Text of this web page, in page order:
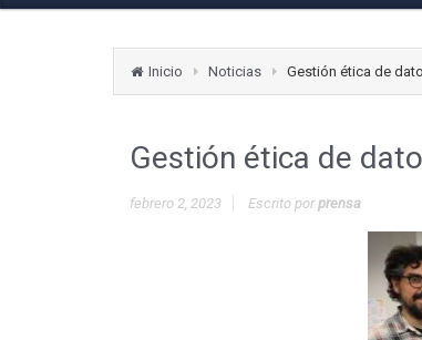
Inicio Noticias Gestión ética de
Gestión ética de
febrero 2, 2023 Escrito porprensa